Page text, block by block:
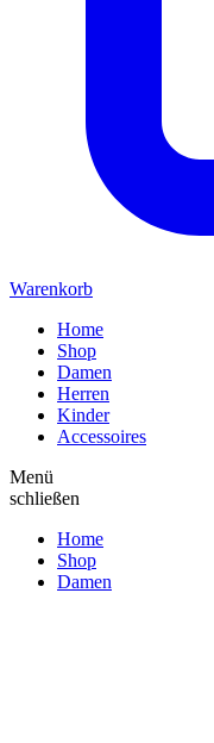
Warenkorb
Home
Shop
Damen
Herren
Kinder
Accessoires
Menü
schließen
Home
Shop
Damen